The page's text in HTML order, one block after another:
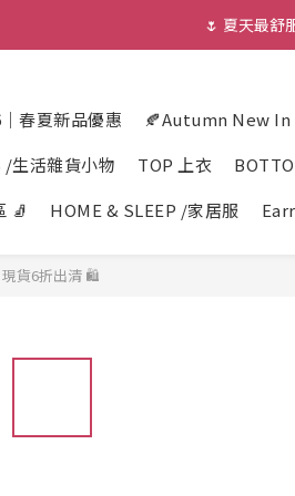
🌷 夏天最舒
春夏新品優惠
🍂Autumn New
/生活雜貨小物
TOP 上衣
🧦
HOME & SLEEP /家居服
現貨6折出清 🛍️